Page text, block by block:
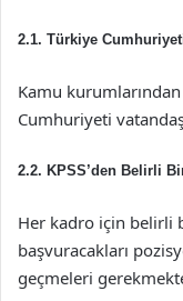
2.1. Türkiye
Kamu
Cumhuriyeti
2.2. KPSS’den Belirli
Her kadro için belirli
başvuracakları
geçmeleri